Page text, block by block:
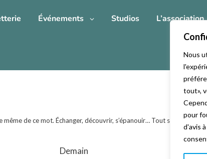
Nous
tout»,
pour
d'avis
Événements Studios L’association
de ce mot. Échanger, découvrir, s’épanouir… Tout simplement
Demain